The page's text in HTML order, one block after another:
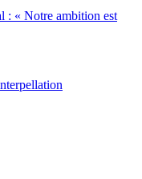
: « Notre ambition est